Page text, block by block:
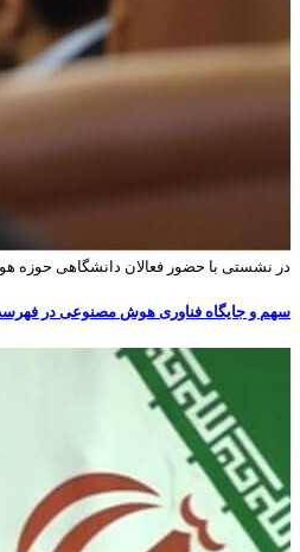
در نشستی با حضور فعالان دانشگاهی
سهم و جایگاه فناوری‌ هوش مصنوعی در